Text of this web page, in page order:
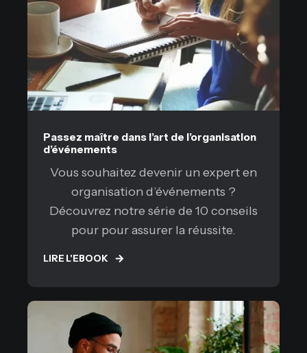
Passez maître dans l’art de l’organisation
d’événements
Vous souhaitez devenir un expert en
organisation d’événements ?
Découvrez notre série de 10 conseils
pour pour assurer la réussite.
LIRE L'EBOOK